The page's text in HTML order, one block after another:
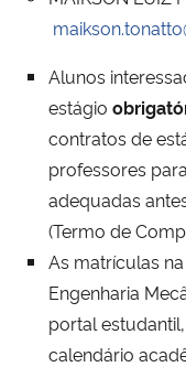
Alunos
estágio
contratos de
professores
adequadas
(Termo de
As matrículas
Engenharia
portal
calendário